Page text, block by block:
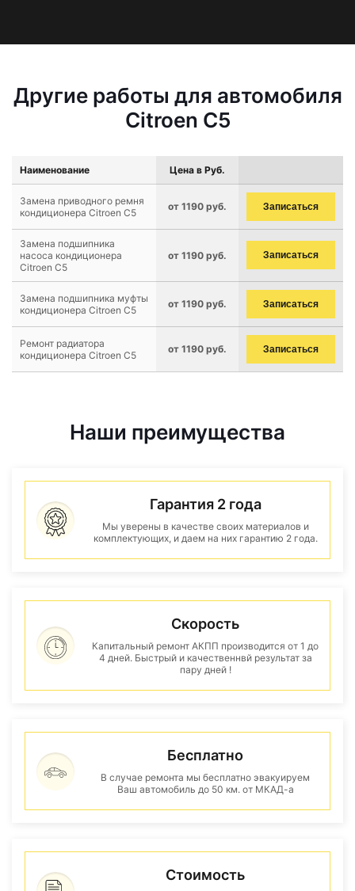
Другие работы для автомобиля
Citroen C5
Наименование Цена в Руб.
Замена приводного ремня
кондиционера Citroen C5
от 1190 руб. Записаться
Замена подшипника
насоса кондиционера
Citroen C5
от 1190 руб. Записаться
Замена подшипника муфты
кондиционера Citroen C5
от 1190 руб. Записаться
Ремонт радиатора
кондиционера Citroen C5
от 1190 руб. Записаться
Наши преимущества
Гарантия 2 года
Мы уверены в качестве своих материалов и
комплектующих, и даем на них гарантию 2 года.
Скорость
Капитальный ремонт АКПП производится от 1 до
4 дней. Быстрый и качественнвй результат за
пару дней !
Бесплатно
В случае ремонта мы бесплатно эвакуируем
Ваш автомобиль до 50 км. от МКАД-а
Стоимость